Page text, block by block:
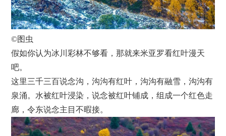
©图虫
假如你认为冰川彩林不够看，那就来米亚罗看红叶漫天
吧。
这里三千三百说念沟，沟沟有红叶，沟沟有融雪，沟沟有
泉涌。水被红叶浸染，说念被红叶铺成，组成一个红色走
廊，令东说念主目不暇接。